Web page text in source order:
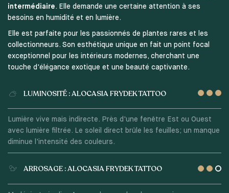
intermédiaire. Elle demande une certaine attention à ses
besoins en humidité et en lumière.
Elle est parfaite pour les passionnés de plantes rares et les
collectionneurs. Son esthétique unique en fait un point focal
exceptionnel pour les intérieurs modernes, cherchant une
touche d'élégance exotique et une beauté captivante.
LUMINOSITÉ : ALOCASIA FRYDEK TATTOO
Lumière vive mais indirecte. Près d'une fenêtre Est ou Ouest
avec lumière filtrée. Le soleil direct brûle les feuilles; un manque
diminue l'intensité des couleurs.
ARROSAGE : ALOCASIA FRYDEK TATTOO